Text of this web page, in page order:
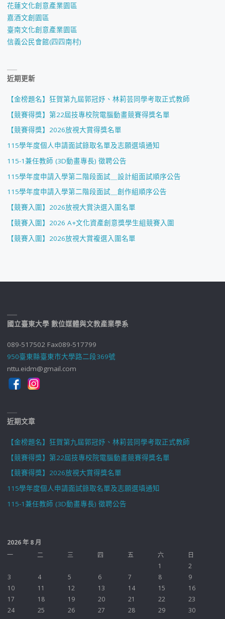
花蓮文化創意產業園區
嘉酒文創園區
臺南文化創意產業園區
信義公民會館(四四南村)
近期更新
【金榜題名】狂賀第九屆郭冠妤、林莉芸同學考取正式教師
【競賽得獎】第22屆技專校院電腦動畫競賽得獎名單
【競賽得獎】2026放視大賞得獎名單
115學年度個人申請面試錄取名單及志願選填通知
115-1兼任教師 (3D動畫專長) 徵聘公告
115學年度申請入學第二階段面試＿設計組面試順序公告
115學年度申請入學第二階段面試＿創作組順序公告
【競賽入圍】2026放視大賞決選入圍名單
【競賽入圍】2026 A+文化資產創意獎學生組競賽入圍
【競賽入圍】2026放視大賞複選入圍名單
國立臺東大學 數位媒體與文教產業學系
089-517502 Fax089-517799
950臺東縣臺東市大學路二段369號
nttu.eidm@gmail.com
近期文章
【金榜題名】狂賀第九屆郭冠妤、林莉芸同學考取正式教師
【競賽得獎】第22屆技專校院電腦動畫競賽得獎名單
【競賽得獎】2026放視大賞得獎名單
115學年度個人申請面試錄取名單及志願選填通知
115-1兼任教師 (3D動畫專長) 徵聘公告
2026 年 8 月
一
二 三 四 五 六
日
1
2
3
4 5 6 7 8
9
10
11 12 13 14 15
16
17
18 19 20 21 22
23
24
25 26 27 28 29
30